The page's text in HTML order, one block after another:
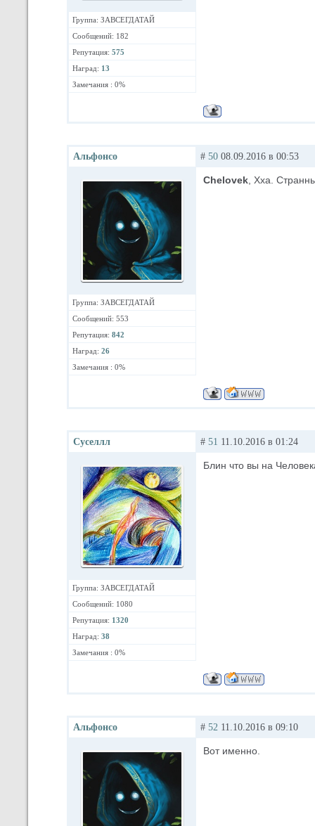
Группа: ЗАВСЕГДАТАЙ
Сообщений: 182
Репутация: 575
Наград: 13
Замечания : 0%
Альфонсо
Группа: ЗАВСЕГДАТАЙ
Сообщений: 553
Репутация: 842
Наград: 26
Замечания : 0%
# 50 08.09.2016 в 00:53
Chelovek , Хха.
Суселлл
Группа: ЗАВСЕГДАТАЙ
Сообщений: 1080
Репутация: 1320
Наград: 38
Замечания : 0%
# 51 11.10.2016 в 01:24
Блин что вы на
Альфонсо # 52 11.10.2016 в 09:10
Вот именно.